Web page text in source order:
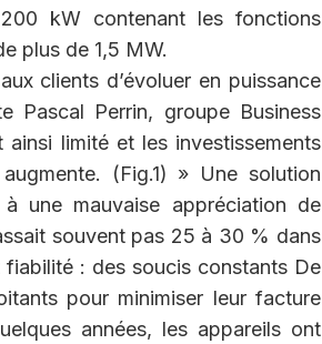
kW contenant les fonctions
plus de 1,5 MW.
clients d’évoluer en puissance
Perrin, groupe Business
limité et les investissements
(Fig.1) » Une solution
une mauvaise appréciation de
souvent pas 25 à 30 % dans
fiabilité : des soucis constants De
pour minimiser leur facture
années, les appareils ont